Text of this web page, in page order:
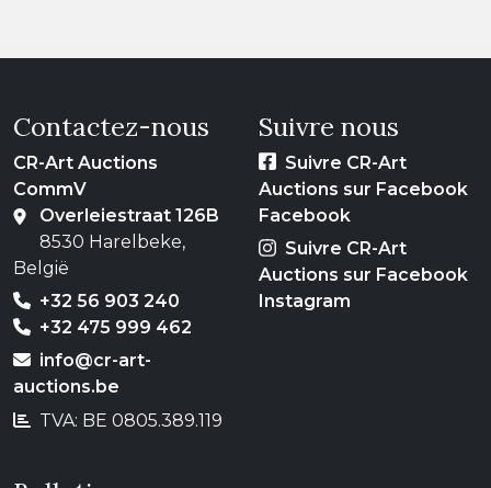
Contactez-nous
CR-Art Auctions
CommV
Overleiestraat 126B
8530 Harelbeke,
België
+32 56 903 240
+32 475 999 462
info@cr-art-
auctions.be
TVA: BE 0805.389.119
Suivre nous
Suivre CR-Art
Auctions sur Facebook
Facebook
Suivre CR-Art
Auctions sur Facebook
Instagram